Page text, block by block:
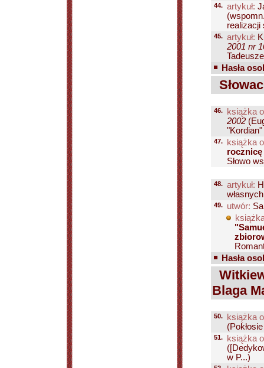
44. artykuł:
realizacji
45. artykuł:
2001 nr
Hasła
46.
książka
2002
47.
książka
rocznicę
Słowo
48. artykuł:
49. utwór:
Hasła
Blaga
50.
książka
51.
książka
w P...)